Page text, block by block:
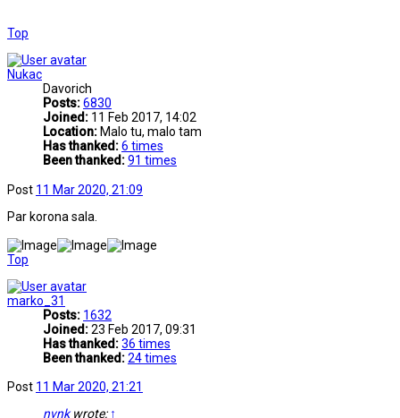
Top
Nukac
Davorich
Posts:6830
Joined: 11 Feb 2017, 14:02
Location: Malo tu, malo tam
Has thanked:6 times
Been thanked:91 times
Post 11 Mar 2020, 21:09
Par korona sala.
Top
marko_31
Posts: 1632
Joined:23 Feb 2017, 09:31
Has thanked:36 times
Been thanked:24 times
Post 11 Mar 2020, 21:21
nvnkwrote: ↑